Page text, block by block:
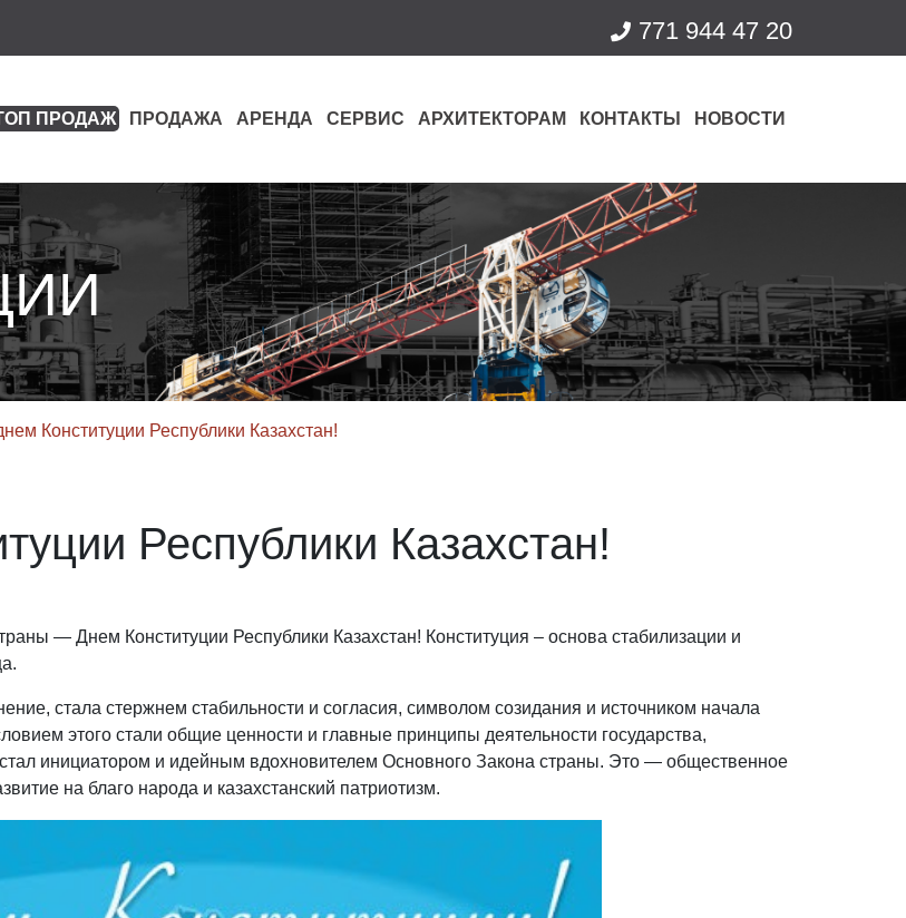
771 944 47 20
ПРОДАЖ ПРОДАЖА АРЕНДА СЕРВИС АРХИТЕКТОРАМ КОНТАКТЫ НОВОСТИ
Конституции Республики Казахстан!
Республики Казахстан!
— Днем Конституции Республики Казахстан! Конституция – основа стабилизации и
стала стержнем стабильности и согласия, символом созидания и источником начала
этого стали общие ценности и главные принципы деятельности государства,
инициатором и идейным вдохновителем Основного Закона страны. Это — общественное
на благо народа и казахстанский патриотизм.